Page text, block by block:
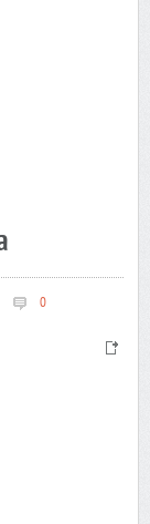
0